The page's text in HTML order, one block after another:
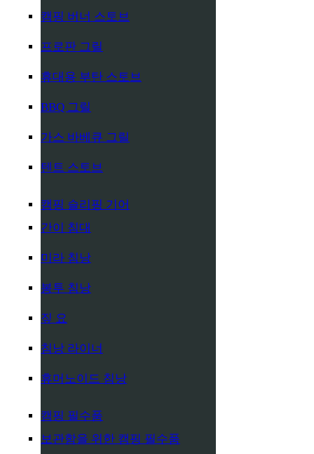
캠핑 버너 스토브
프로판 그릴
휴대용 부탄 스토브
BBQ 그릴
가스 바베큐 그릴
텐트 스토브
캠핑 슬리핑 기어
간이 침대
미라 침낭
봉투 침낭
짚 요
침낭 라이너
휴머노이드 침낭
캠핑 필수품
보관함을 위한 캠핑 필수품